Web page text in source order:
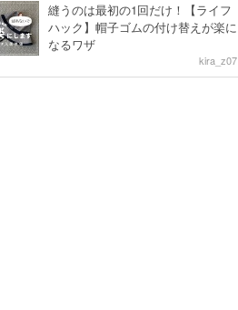
縫うのは最初の1回だけ！【ライフ
ハック】帽子ゴムの付け替えが楽に
なるワザ
kira_z07